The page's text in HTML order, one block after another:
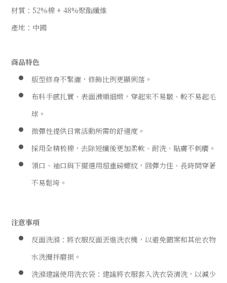
材質：52%棉 + 48%聚酯纖維
產地：中國
商品特色
版型修身不緊繃，修飾比例更顯俐落。
布料手感扎實、表面滑順細緻，穿起來不易皺、較不易起毛
球。
微彈性提供日常活動所需的舒適度。
採用全精梳棉，去除短纖後更加柔軟、耐洗、貼膚不刺癢。
領口、袖口與下擺選用超重磅螺紋，回彈力佳、長時間穿著
不易鬆垮。
注意事項
反面洗滌：將衣服反面丟進洗衣機，以避免圖案和其他衣物
水洗攪拌磨損。
洗滌建議使用洗衣袋：建議將衣服套入洗衣袋清洗，以減少